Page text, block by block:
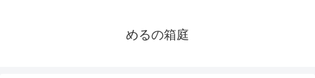
めるの箱庭